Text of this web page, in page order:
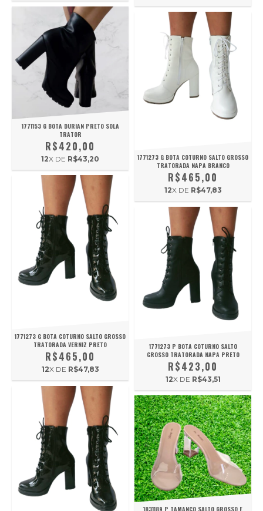
1771153 G BOTA DURIAN PRETO SOLA
TRATOR
R$420,00
12X DE R$43,20
1771273 G BOTA COTURNO SALTO GROSSO
TRATORADA NAPA BRANCO
R$465,00
12X DE R$47,83
1771273 G BOTA COTURNO SALTO GROSSO
TRATORADA VERNIZ PRETO
R$465,00
12X DE R$47,83
1771273 P BOTA COTURNO SALTO
GROSSO TRATORADA NAPA PRETO
R$423,00
12X DE R$43,51
1831189 P TAMANCO SALTO GROSSO E